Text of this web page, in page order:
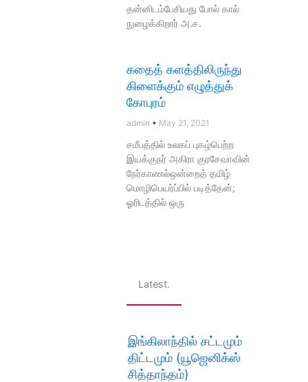
தன்னிடம்பேசியது போல் கால்
நுழைக்கிறார் அ.ச.
கதைத் களத்திலிருந்து
கிளைக்கும் எழுத்துக்
கோபுரம்
admin May 21, 2021
சமீபத்தில் உலகப் புகழ்பெற்ற
இயக்குநர் அகிரா குரசேவாவின்
நேர்காணல்ஒன்றைத் தமிழ்
மொழிபெயர்ப்பில் படித்தேன்;
ஓரிடத்தில் ஒரு
Latest.
இங்கிலாந்தில் சட்டமும்
திட்டமும் (யூஜெனிக்ஸ்
சித்தாந்தம்)